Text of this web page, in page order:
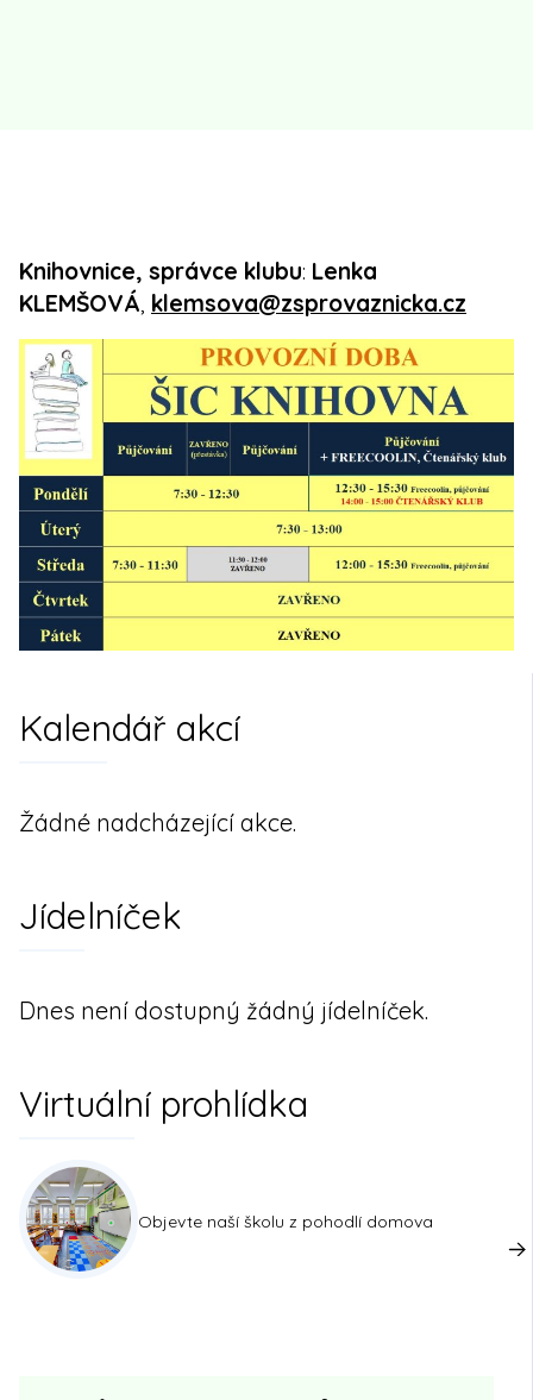
Knihovnice, správce klubu: Lenka
KLEMŠOVÁ, klemsova@zsprovaznicka.cz
Kalendář akcí
Žádné nadcházející akce.
Jídelníček
Dnes není dostupný žádný jídelníček.
Virtuální prohlídka
Objevte naší školu z pohodlí domova